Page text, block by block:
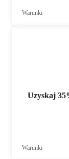
Warunki
Uzyskaj
Warunki